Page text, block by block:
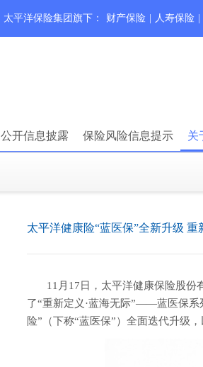
太平洋保险集团旗下： 财产保险 人寿保险
公开信息披露 保险风险信息提示 关
太平洋健康险“蓝医保”全新升级
11月17日，太平洋健康保险股份
了“重新定义·蓝海无际”——蓝医保
险”（下称“蓝医保”）全面迭代升级